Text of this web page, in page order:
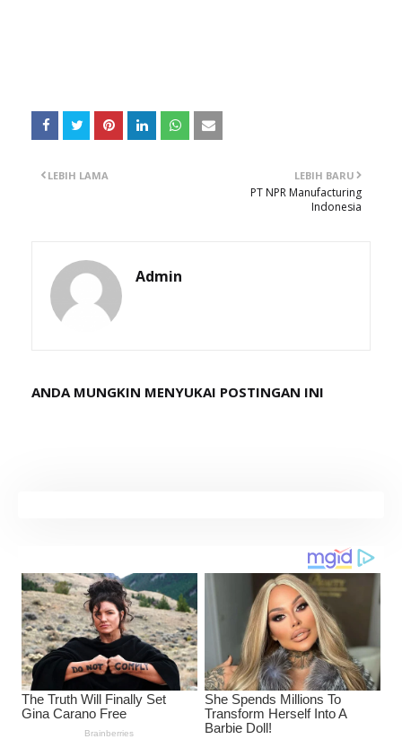
LEBIH BARU
PT NPR Manufacturing
Indonesia
LEBIH LAMA
Admin
ANDA MUNGKIN MENYUKAI POSTINGAN INI